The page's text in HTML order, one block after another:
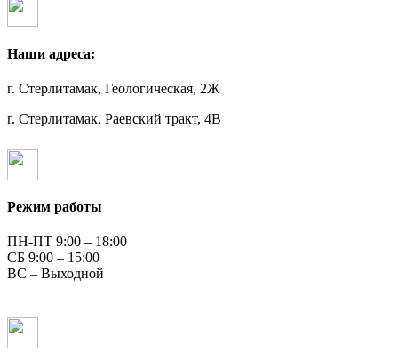
Наши адреса:
г. Стерлитамак, Геологическая, 2Ж
г. Стерлитамак, Раевский тракт, 4В
Режим работы
ПН-ПТ 9:00 – 18:00
СБ 9:00 – 15:00
ВС – Выходной